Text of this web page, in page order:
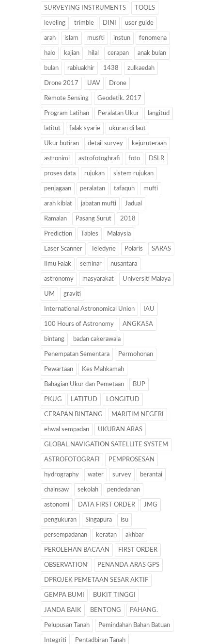
SURVEYING INSTRUMENTS TOOLS
leveling trimble DINI user guide
arah islam musfti instun fenomena
halo kajian hilal cerapan anak bulan
bulan rabiuakhir 1438 zulkaedah
Drone 2017 UAV Drone
Remote Sensing Geodetik. 2017
Program Latihan Peralatan Ukur langitud
latitut falak syarie ukuran di laut
Ukur butiran detail survey kejuruteraan
astronimi astrofotoghrafi foto DSLR
proses data rujukan sistem rujukan
penjagaan peralatan tafaquh mufti
arah kiblat jabatan mufti Jadual
Ramalan Pasang Surut 2018
Prediction Tables Malaysia
Laser Scanner Teledyne Polaris SARAS
Ilmu Falak seminar nusantara
astronomy masyarakat Universiti Malaya
UM graviti
International Astronomical Union IAU
100 Hours of Astronomy ANGKASA
bintang badan cakerawala
Penempatan Sementara Permohonan
Pewartaan Kes Mahkamah
Bahagian Ukur dan Pemetaan BUP
PKUG LATITUD LONGITUD
CERAPAN BINTANG MARITIM NEGERI
ehwal sempadan UKURAN ARAS
GLOBAL NAVIGATION SATELLITE SYSTEM
ASTROFOTOGRAFI PEMPROSESAN
hydrography water survey berantai
chainsaw sekolah pendedahan
astonomi DATA FIRST ORDER JMG
pengukuran Singapura isu
persempadanan keratan akhbar
PEROLEHAN BACAAN FIRST ORDER
OBSERVATION’ PENANDA ARAS GPS
DPROJEK PEMETAAN SESAR AKTIF
GEMPA BUMI BUKIT TINGGI
JANDA BAIK BENTONG PAHANG.
Pelupusan Tanah Pemindahan Bahan Batuan
Integriti Pentadbiran Tanah